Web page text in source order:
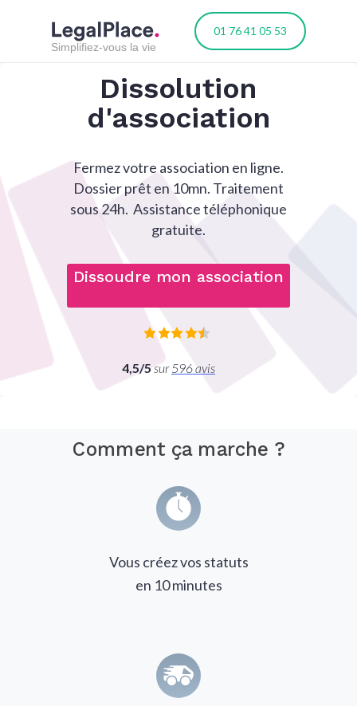
Dissolution
d'association
Dissoudre mon association
Simplifiez-vous la vie
Vous créez vos statuts
en 10 minutes
Comment ça marche ?
4,5/5 sur596 avis
01 76 41 05 53
Fermez votre association en ligne.
Dossier prêt en 10mn. Traitement
sous 24h. Assistance téléphonique
gratuite.